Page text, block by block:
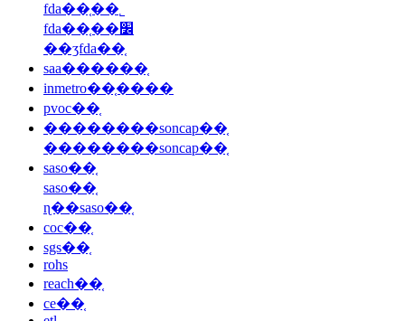
fda��֤��˾
fda��֤��׼
��ʒfda��֤
saa������֤
inmetro��֤����
pvoc��֤
��������soncap��֤
��������soncap��֤
saso��֤
saso��֤
ɳ��saso��֤
coc��֤
sgs��֤
rohs
reach��֤
ce��֤